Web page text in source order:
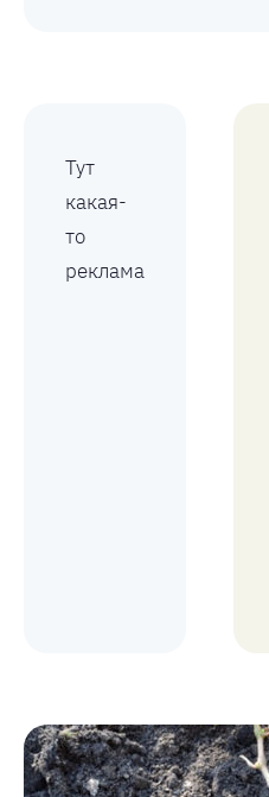
Тут
какая-
то
реклама